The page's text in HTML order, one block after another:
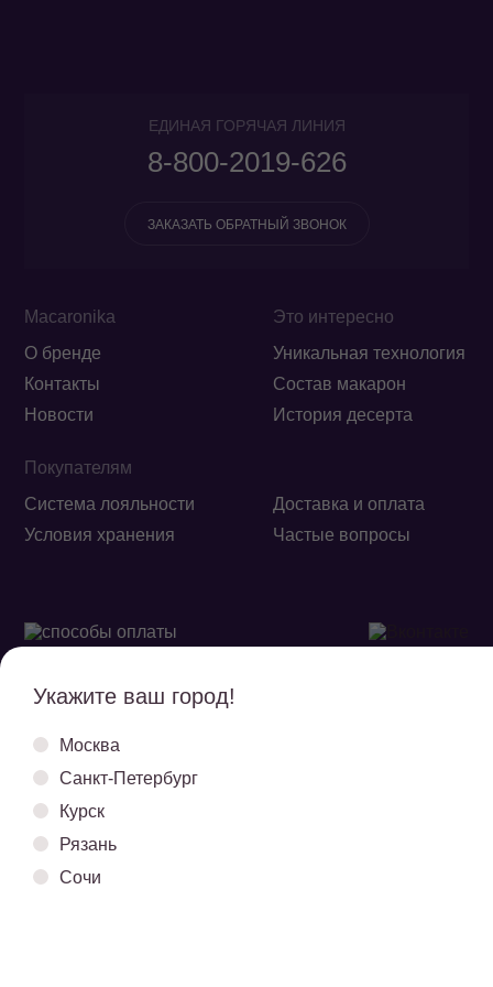
Macaronika
О бренде
Контакты
Новости
Покупателям
Система лояльности
Доставка и оплата
Условия хранения
Частые вопросы
Это интересно
Уникальная технология
Состав макарон
История десерта
ЕДИНАЯ ГОРЯЧАЯ ЛИНИЯ
8-800-2019-626
ЗАКАЗАТЬ ОБРАТНЫЙ ЗВОНОК
© 2026 «ИП ШТЕЙН А. М.», ВСЕ ПРАВА ЗАЩИЩЕНЫ
Обработка
Договор оферты
Укажите ваш город!
Москва
Санкт-Петербург
Курск
Рязань
Сочи